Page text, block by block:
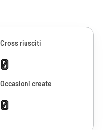
Cross riusciti
0
Occasioni create
0